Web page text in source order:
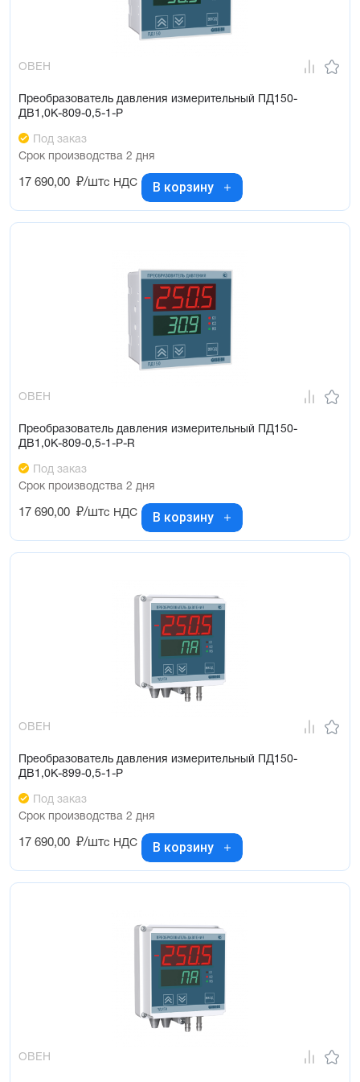
ОВЕН
Преобразователь давления измерительный ПД150-
ДВ1,0К-809-0,5-1-Р
Под заказ
Срок производства 2 дня
17 690,00 ₽/штс НДС В корзину
ОВЕН
Преобразователь давления измерительный ПД150-
ДВ1,0К-809-0,5-1-Р-R
Под заказ
Срок производства 2 дня
17 690,00 ₽/штс НДС В корзину
ОВЕН
Преобразователь давления измерительный ПД150-
ДВ1,0К-899-0,5-1-Р
Под заказ
Срок производства 2 дня
17 690,00 ₽/штс НДС В корзину
ОВЕН